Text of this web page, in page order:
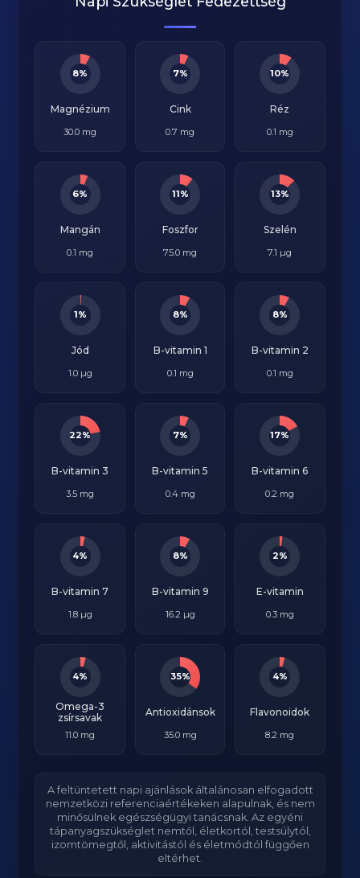
8%
Magnézium
30.0 mg
7%
Cink
0.7 mg
10%
Réz
0.1 mg
6%
Mangán
0.1 mg
11%
Foszfor
75.0 mg
13%
Szelén
7.1 µg
1%
Jód
1.0 µg
8%
B-vitamin 1
0.1 mg
8%
B-vitamin 2
0.1 mg
22%
B-vitamin 3
3.5 mg
7%
B-vitamin 5
0.4 mg
17%
B-vitamin 6
0.2 mg
4%
B-vitamin 7
1.8 µg
8%
B-vitamin 9
16.2 µg
2%
E-vitamin
0.3 mg
4%
Omega-3
zsírsavak
11.0 mg
35%
Antioxidánsok
35.0 mg
4%
Flavonoidok
8.2 mg
A feltüntetett napi ajánlások általánosan elfogadott
nemzetközi referenciaértékeken alapulnak, és nem
minősülnek egészségügyi tanácsnak. Az egyéni
tápanyagszükséglet nemtől, életkortól, testsúlytól,
izomtömegtől, aktivitástól és életmódtól függően
eltérhet.